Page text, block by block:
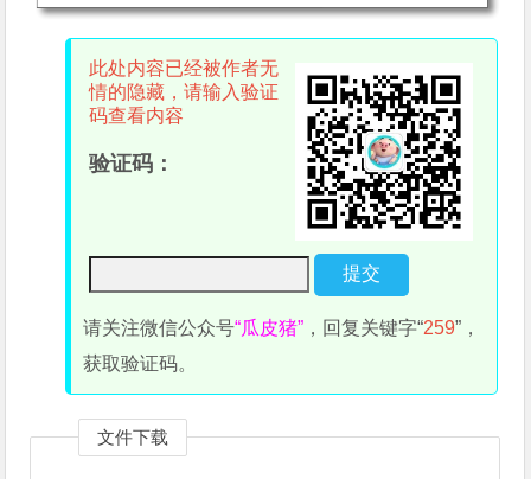
此处内容已经被作者无
情的隐藏，请输入验证
码查看内容
验证码：
请关注微信公众号“瓜皮猪” ，回复关键字“259”，
获取验证码。
文件下载